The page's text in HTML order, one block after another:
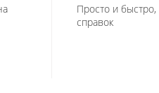
Просто и быстро,
справок